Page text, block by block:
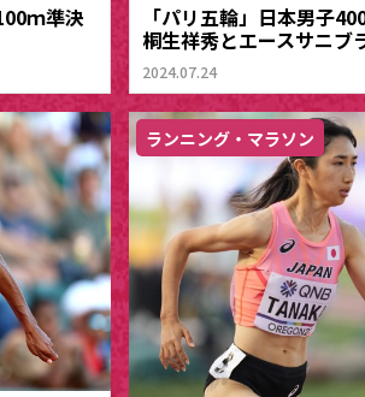
ｍ準決 「パリ五輪」日本男子
桐生祥秀とエースサニブ
2024.07.24
ランニング・マラソン